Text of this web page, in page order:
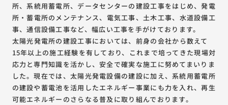
所、系統用蓄電所、データセンターの建設工事をはじめ、発電
所・蓄電所のメンテナンス、電気工事、土木工事、水道設備工
事、通信設備工事など、幅広い工事を手がけております。
太陽光発電所の建設工事においては、前身の会社から数えて
15年以上の施工経験を有しており、これまで培ってきた現場対
応力と専門知識を活かし、安全で確実な施工に努めてまいりま
した。現在では、太陽光発電設備の建設に加え、系統用蓄電所
の建設や蓄電池を活用したエネルギー事業にも力を入れ、再生
可能エネルギーのさらなる普及に取り組んでおります。